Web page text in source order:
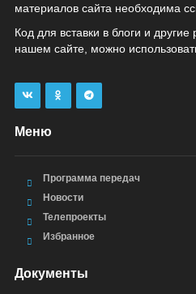
материалов сайта необходима
Код для вставки в блоги и
нашем сайте, можно
Меню
Программа передач
Новости
Телепроекты
Избранное
Документы